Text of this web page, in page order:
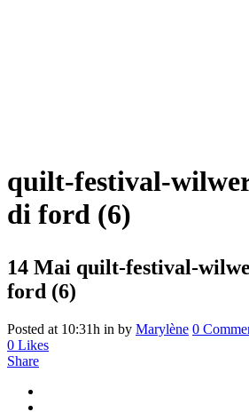
quilt-festival-
di ford (6)
14 Mai quilt-festival-
ford (6)
Posted at 10:31h in by Marylène 0
0 Likes
Share